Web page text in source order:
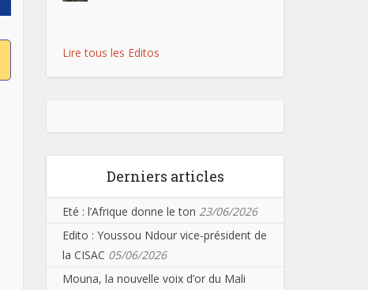
Lire tous les Editos
Derniers articles
Eté : l’Afrique donne le ton 23/06/2026
Edito : Youssou Ndour vice-président de
la CISAC 05/06/2026
Mouna, la nouvelle voix d’or du Mali